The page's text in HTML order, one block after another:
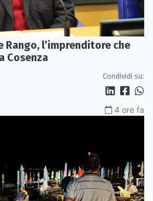
Rango, l’imprenditore che
Cosenza
Condividi su:
4 ore fa